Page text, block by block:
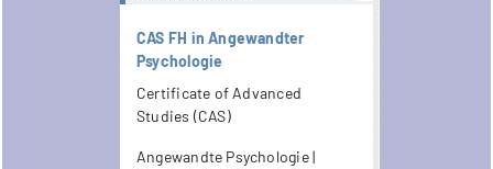
CAS FH in Angewandter
Psychologie
Certificate of Advanced
Studies (CAS)
Angewandte Psychologie |